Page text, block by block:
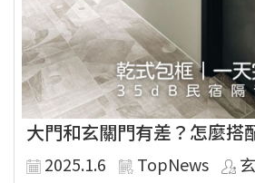
大門和玄關門有差？怎麼搭
2025.1.6 TopNews